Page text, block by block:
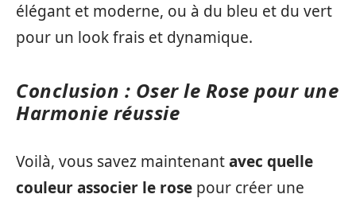
élégant et moderne, ou à du bleu et du vert
pour un look frais et dynamique.
Conclusion : Oser le Rose pour une
Harmonie réussie
Voilà, vous savez maintenantavec quelle
couleur associer le rose pour créer une